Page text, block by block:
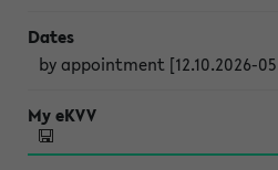
by appointment [12.10.2026-